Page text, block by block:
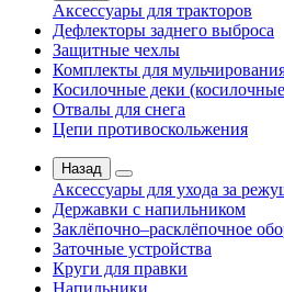
Аксессуары для тракторов
Дефлекторы заднего выброса
Защитные чехлы
Комплекты для
Косилочные деки
Отвалы для снега
Цепи противоскольжения
Назад
Аксессуары для ухода за
Державки с напильником
Заклёпочно–расклёпочное
Заточные устройства
Круги для правки
Напильники